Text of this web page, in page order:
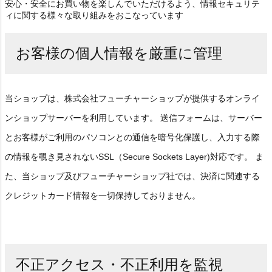
安心・安全にお買い物を楽しんでいただけるよう、情報セキュリテ
ィに関する様々な取り組みをおこなっています
お客様の個人情報を厳重に管理
当ショップは、株式会社フューチャーショップが提供するオンライ
ンショップサーバーを利用しています。 送信フォームは、サーバー
とお客様がご利用のパソコンとの通信を暗号化保護し、入力する際
の情報を覗き見されないSSL（Secure Sockets Layer)対応です。
ま
た、当ショップ及びフューチャーショップ社では、決済に関連する
クレジットカード情報を一切保持しておりません。
不正アクセス・不正利用を監視